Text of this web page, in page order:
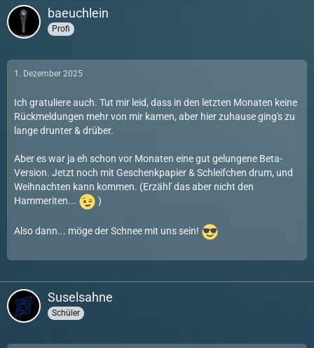
baeuchlein
Profi
1. Dezember 2025
Ich gratuliere auch. Tut mir leid, dass in den letzten Monaten keine
Rückmeldungen mehr von mir kamen, aber hier zuhause ging's zu
lange drunter & drüber.
Aber es war ja eh schon vor Monaten eine gut gelungene Beta-
Version. Jetzt noch mit Geschenkpapier & Schleifchen drum, und
Weihnachten kann kommen. (Erzähl' das aber nicht den
Hammeriten...
)
Also dann... möge der Schnee mit uns sein!
Suselsahne
Schüler